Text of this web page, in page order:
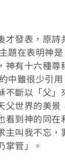
才發表，原詩
題在表明神
有十六種尊
中雖很少引用
不斷以「父」
父世界的美景
看到神的同在
主叫我不忘，
掌管」。